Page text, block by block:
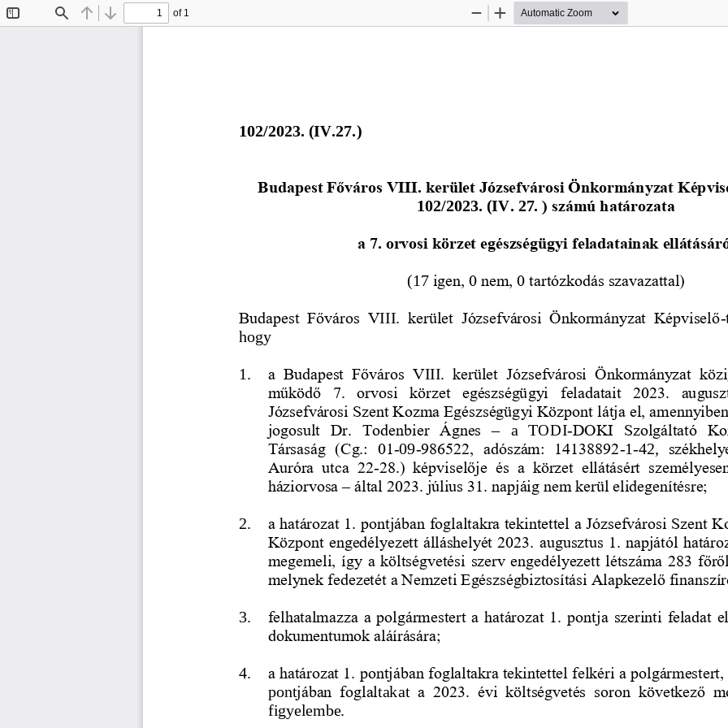
Find Previous
Next
of 1
Zoom
Zoom
102/2023. (IV.27.)
Budapest Főváros VIII. kerület Józsefvárosi Önkormányzat
102/2023. (IV. 27. ) számú határozata
a 7. orvosi körzet egészségügyi feladatainak
(17 igen, 0 nem, 0 tartózkodás szavazattal)
Budapest  Főváros  VIII. kerület  Józsefvárosi  Önkormányzat  Képviselő-
hogy
1. a  Budapest  Főváros  VIII
kerület  Józsefvárosi  Önkormányzat
működő  7.  orvosi  körzet  egészségügyi  feladatait  2023.
Józsefvárosi Szent Kozma Egészségügyi Központ látja el,
jogosult  Dr.  Todenbier  Ágnes
‒ a   TODI-DOKI  Szolgáltató
Társaság  (Cg.:  01-09-986522,  adószám:  14138892-1-42,
Auróra  utca  22-28.)  képviselője  és  a  körzet  ellátásért
háziorvosa ‒által 2023. július 31. napjáig nem kerül elidegenítésre;
2. a határozat 1. pontjában foglaltakra tekintettel a Józsefvárosi Szent K
Központ engedélyezett álláshelyét 2023. augusztus 1. napjától
megemeli, így a költségvetési szerv engedélyezett létszáma 283
melynek fedezetét a Nemzeti Egészségbiztosítási Alapkezelő fi
3.
felhatalmazza a polgármestert a határozat 1. pontja szerinti feladat
dokumentumok aláírására;
4.
a határozat 1. pontjában foglaltakra tekintettel felkéri a polgármestert,
pontjában  foglaltakat a  2023.  évi  költségvetés  soron  következő
figyelembe.